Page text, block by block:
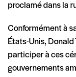
proclamé dans la
Conformément à
États-Unis,
participer à ces
gouvernements